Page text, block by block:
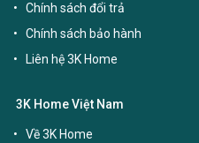
Chính sách đổi trả
Chính sách bảo hành
Liên hệ 3K Home
3K Home Việt Nam
Về 3K Home